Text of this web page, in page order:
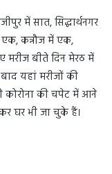
में सात, सिद्धार्थनगर
एक, कन्नौज में एक,
बीते दिन मेरठ में
यहां मरीजों की
कोरोना की चपेट में आने
घर भी जा चुके हैं।